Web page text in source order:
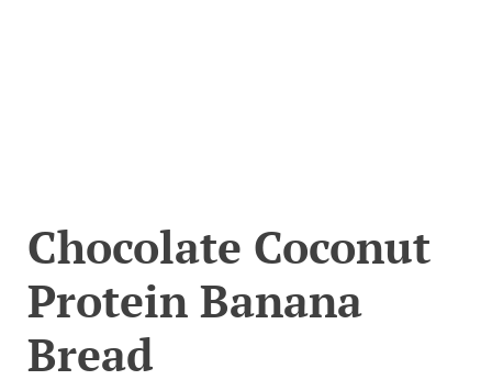
Chocolate Coconut
Protein Banana
Bread